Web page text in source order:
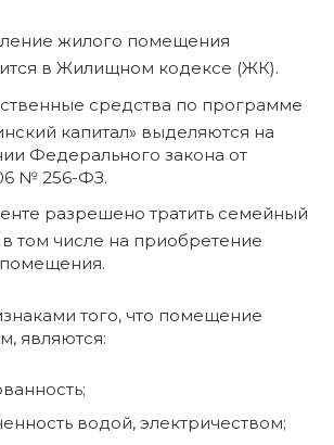
жилого помещения
в Жилищном кодексе (ЖК).
средства по программе
капитал» выделяются на
Федерального закона от
№ 256-ФЗ.
разрешено тратить семейный
в том числе на приобретение
того, что помещение
являются:
водой, электричеством;